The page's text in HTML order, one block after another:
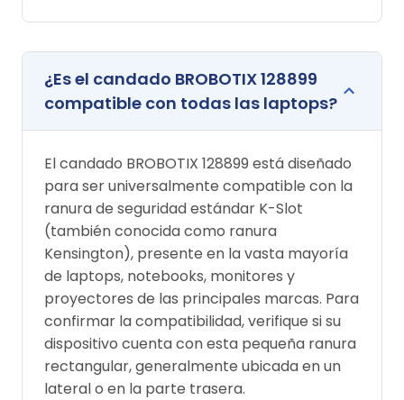
¿Es el candado BROBOTIX 128899
compatible con todas las laptops?
El candado BROBOTIX 128899 está diseñado
para ser universalmente compatible con la
ranura de seguridad estándar K-Slot
(también conocida como ranura
Kensington), presente en la vasta mayoría
de laptops, notebooks, monitores y
proyectores de las principales marcas. Para
confirmar la compatibilidad, verifique si su
dispositivo cuenta con esta pequeña ranura
rectangular, generalmente ubicada en un
lateral o en la parte trasera.